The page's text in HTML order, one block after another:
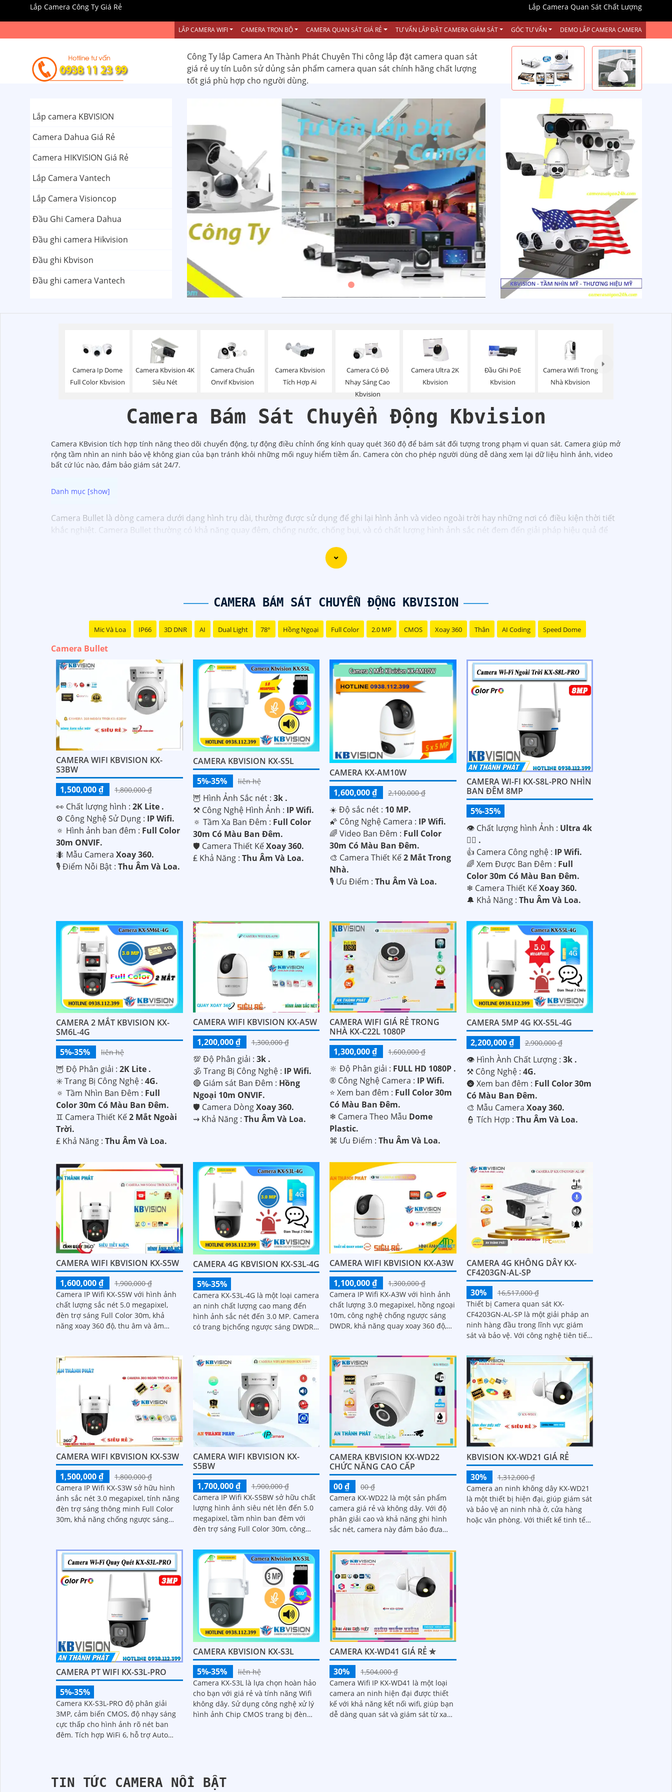
Lắp Camera Công Ty Giá Rẻ Lắp Camera Quan Sát Chất Lượng
LẮP CAMERA WIFI CAMERA TRỌN BỘ CAMERA QUAN SÁT GIÁ RẺ TƯ VẤN LẮP ĐẶT CAMERA GIÁM SÁT GÓC TƯ VẤN DEMO LẮP CAMERA CAMERA
Công Ty lắp Camera An Thành Phát Chuyên Thi công lắp đặt camera quan sát
giá rẻ uy tín Luôn sử dủng sản phẩm camera quan sát chính hãng chất lượng
tốt giá phù hợp cho người dùng.
Lắp camera KBVISION
Camera Dahua Giá Rẻ
Camera HIKVISION Giá Rẻ
Lắp Camera Vantech
Lắp Camera Visioncop
Đầu Ghi Camera Dahua
Đầu ghi camera Hikvision
Đầu ghi Kbvison
Đầu ghi camera Vantech
Camera Ip Dome
Full Color Kbvision
Camera Kbvision 4K
Siêu Nét
Camera Chuẩn
Onvif Kbvision
Camera Kbvision
Tích Hợp Ai
Camera Có Độ
Nhạy Sáng Cao
Kbvision
Camera Ultra 2K
Kbvision
Đầu Ghi PoE
Kbvision
Camera Wifi Trong
Nhà Kbvision
Camera Bám Sát Chuyển Động Kbvision
Camera KBvision tích hợp tính năng theo dõi chuyển động, tự động điều chỉnh ống kính quay quét 360 độ để bám sát đối tượng trong phạm vi quan sát. Camera giúp mở
rộng tầm nhìn an ninh bảo vệ không gian của bạn tránh khỏi những mối nguy hiểm tiềm ẩn. Camera còn cho phép người dùng dễ dàng xem lại dữ liệu hình ảnh, video
bất cứ lúc nào, đảm bảo giám sát 24/7.
Camera Bullet là dòng camera dưới dạng hình trụ dài, thường được sử dụng để ghi lại hình ảnh và video ngoài trời hay những nơi có điều kiện thời tiết
khắc nghiệt. Camera Bullet thường có khả năng quay đêm, chống nước, chống bụi, và có chất lượng hình ảnh sắc nét đem đến giải pháp hiệu quả để
CAMERA BÁM SÁT CHUYỂN ĐỘNG KBVISION
Mic Và Loa IP66 3D DNR AI Dual Light 78° Hồng Ngoại Full Color 2.0 MP CMOS Xoay 360 Thân AI Coding Speed Dome
Camera Bullet
CAMERA WIFI KBVISION KX-
S3BW
1,500,000 ₫
1,800,000 ₫
️👀 Chất lượng hình : 2K Lite .
⚙ Công Nghệ Sử Dụng : IP Wifi.
🔅 Hình ảnh ban đêm : Full Color
30m ONVIF.
🐜 Mẫu Camera Xoay 360.
️🎙 Điểm Nỗi Bật : Thu Âm Và Loa.
CAMERA KBVISION KX-S5L
5%-35%
liên hệ
🦉 Hình Ảnh Sắc nét : 3k .
⚒ Công Nghệ Hình Ảnh : IP Wifi.
🔅 Tầm Xa Ban Đêm : Full Color
30m Có Màu Ban Ðêm.
🛡 Camera Thiết KếXoay 360.
️₤ Khả Năng : Thu Âm Và Loa.
CAMERA KX-AM10W
1,600,000 ₫
2,100,000 ₫
☀️ Độ sắc nét : 10 MP.
🌠 Công Nghệ Camera : IP Wifi.
🌈 Video Ban Đêm : Full Color
30m Có Màu Ban Ðêm.
🎨 Camera Thiết Kế2 Mắt Trong
Nhà.
️🎙 Ưu Điểm :Thu Âm Và Loa.
CAMERA WI-FI KX-S8L-PRO NHÌN
BAN ĐÊM 8MP
5%-35%
👁 Chất lượng hình Ảnh : Ultra 4k
👍🏾 .
👍 Camera Công nghệ : IP Wifi.
🌈 Xem Được Ban Đêm : Full
Color 30m Có Màu Ban Ðêm.
❄ Camera Thiết KếXoay 360.
️🔔 Khả Năng : Thu Âm Và Loa.
CAMERA 2 MẮT KBVISION KX-
SM6L-4G
5%-35%
liên hệ
🦉 Độ Phân giải : 2K Lite .
✳️ Trang Bị Công Nghệ : 4G.
🔅 Tầm Nhìn Ban Đêm : Full
Color 30m Có Màu Ban Ðêm.
♊ Camera Thiết Kế2 Mắt Ngoài
Trời.
️₤ Khả Năng : Thu Âm Và Loa.
CAMERA WIFI KBVISION KX-A5W
1,200,000 ₫
1,300,000 ₫
💯 Độ Phân giải : 3k .
🕉️ Trang Bị Công Nghệ : IP Wifi.
🔴 Giám sát Ban Đêm : Hồng
Ngoại 10m ONVIF.
🛡 Camera DòngXoay 360.
️⇝ Khả Năng : Thu Âm Và Loa.
CAMERA WIFI GIÁ RẺ TRONG
NHÀ KX-C22L 1080P
1,300,000 ₫
1,600,000 ₫
🔆 Độ Phân giải : FULL HD 1080P .
®️ Công Nghệ Camera : IP Wifi.
⭐ Xem ban đêm : Full Color 30m
Có Màu Ban Ðêm.
❄ Camera Theo Mẫu Dome
Plastic.
️⌘ Ưu Điểm :Thu Âm Và Loa.
CAMERA 5MP 4G KX-S5L-4G
2,200,000 ₫
2,900,000 ₫
👁 Hình Ành Chất Lượng : 3k .
⚒ Công Nghệ : 4G.
🌚 Xem ban đêm : Full Color 30m
Có Màu Ban Ðêm.
🎨 Mẫu Camera Xoay 360.
️👮 Tích Hợp : Thu Âm Và Loa.
CAMERA WIFI KBVISION KX-S5W
1,600,000 ₫
1,900,000 ₫
Camera IP Wifi KX-S5W với hình ảnh
chất lượng sắc nét 5.0 megapixel,
đèn trợ sáng Full Color 30m, khả
năng xoay 360 độ, thu âm và âm
CAMERA 4G KBVISION KX-S3L-4G
5%-35%
Camera KX-S3L-4G là một loại camera
an ninh chất lượng cao mang đến
hình ảnh sắc nét đến 3.0 MP. Camera
có trang bịchống ngược sáng DWDR
CAMERA WIFI KBVISION KX-A3W
1,100,000 ₫
1,300,000 ₫
Camera IP Wifi KX-A3W với hình ảnh
chất lượng 3.0 megapixel, hồng ngoại
10m, công nghệ chống ngược sáng
DWDR, khả năng quay xoay 360 độ,
CAMERA 4G KHÔNG DÂY KX-
CF4203GN-AL-SP
30%
16,517,000 ₫
Thiết bị Camera quan sát KX-
CF4203GN-AL-SP là một giải pháp an
ninh hàng đầu trong lĩnh vực giám
sát và bảo vệ. Với công nghệ tiên tiến,
nét và chất lượng cao, cho phép
người dùng giám sát từ xa một cách
dễ dàng
CAMERA WIFI KBVISION KX-S3W
1,500,000 ₫
1,800,000 ₫
Camera IP Wifi KX-S3W sở hữu hình
ảnh sắc nét 3.0 megapixel, tính năng
đèn trợ sáng thông minh Full Color
30m, khả năng chống ngược sáng
CAMERA WIFI KBVISION KX-
S5BW
1,700,000 ₫
1,900,000 ₫
Camera IP Wifi KX-S5BW sở hữu chất
lượng hình ảnh siêu nét lên đến 5.0
megapixel, tầm nhìn ban đêm với
đèn trợ sáng Full Color 30m, công
năng quay...
CAMERA KBVISION KX-WD22
CHỨC NĂNG CAO CẤP
00 ₫
00 ₫
Camera KX-WD22 là một sản phẩm
camera giá rẻ và không dây. Với độ
phân giải cao và khả năng ghi hình
sắc nét, camera này đảm bảo đưa
lượng tốt
KBVISION KX-WD21 GIÁ RẺ
30%
1,312,000 ₫
Camera an ninh không dây KX-WD21
là một thiết bị hiện đại, giúp giám sát
và bảo vệ an ninh nhà ở, cửa hàng
hoặc văn phòng. Với thiết kế tinh tế
CAMERA PT WIFI KX-S3L-PRO
5%-35%
Camera KX-S3L-PRO độ phân giải
3MP, cảm biến CMOS, độ nhạy sáng
cực thấp cho hình ảnh rõ nét ban
đêm. Tích hợp WiFi 6, hỗ trợ Auto
CAMERA KBVISION KX-S3L
5%-35%
liên hệ
Camera KX-S3L là lựa chọn hoàn hảo
cho bạn với giá rẻ và tính năng Wifi
không dây. Sử dụng công nghệ xử lý
hình ảnh Chip CMOS trang bị đèn
CAMERA KX-WD41 GIÁ RẺ ✮
30%
1,504,000 ₫
Camera Wifi IP KX-WD41 là một loại
camera an ninh hiện đại được thiết
kế với khả năng kết nối wifi, giúp bạn
dễ dàng quan sát và giám sát từ xa
TIN TỨC CAMERA NỔI BẬT